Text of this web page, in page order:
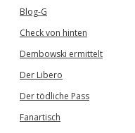
Blog-G
Check von hinten
Dembowski ermittelt
Der Libero
Der tödliche Pass
Fanartisch